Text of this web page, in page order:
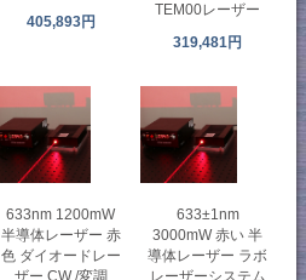
405,893円
TEM00レーザー
319,481円
633nm 1200mW
半導体レーザー 赤
色 ダイオードレー
633±1nm
3000mW 赤い 半
導体レーザー ラボ